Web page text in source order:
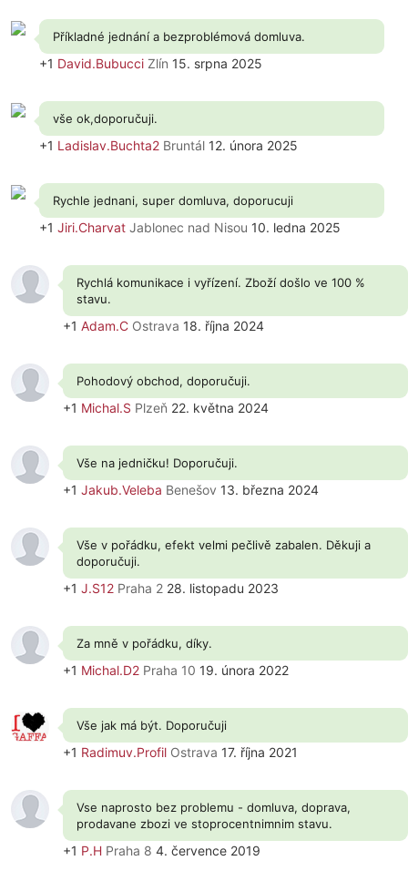
Příkladné jednání a bezproblémová domluva.
+1 David.Bubucci Zlín 15. srpna 2025
vše ok,doporučuji.
+1 Ladislav.Buchta2 Bruntál 12. února 2025
Rychle jednani, super domluva, doporucuji
+1 Jiri.Charvat Jablonec nad Nisou 10. ledna 2025
Rychlá komunikace i vyřízení. Zboží došlo ve 100 %
stavu.
+1 Adam.C Ostrava 18. října 2024
Pohodový obchod, doporučuji.
+1 Michal.S Plzeň 22. května 2024
Vše na jedničku! Doporučuji.
+1 Jakub.Veleba Benešov 13. března 2024
Vše v pořádku, efekt velmi pečlivě zabalen. Děkuji a
doporučuji.
+1 J.S12 Praha 2 28. listopadu 2023
Za mně v pořádku, díky.
+1 Michal.D2 Praha 10 19. února 2022
Vše jak má být. Doporučuji
+1 Radimuv.Profil Ostrava 17. října 2021
Vse naprosto bez problemu - domluva, doprava,
prodavane zbozi ve stoprocentnimnim stavu.
+1 P.H Praha 8 4. července 2019